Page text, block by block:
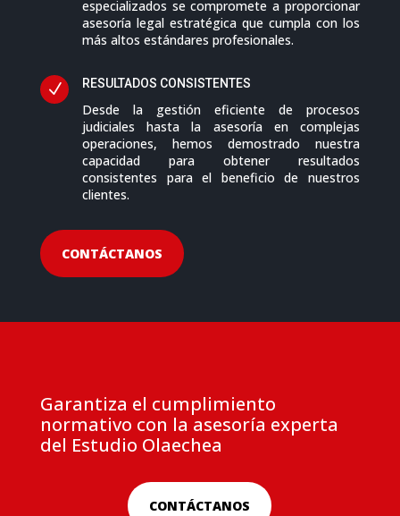
especializados se compromete a proporcionar
asesoría legal estratégica que cumpla con los
más altos estándares profesionales.
N RESULTADOS CONSISTENTES
Desde la gestión eficiente de procesos
judiciales hasta la asesoría en complejas
operaciones, hemos demostrado nuestra
capacidad para obtener resultados
consistentes para el beneficio de nuestros
clientes.
CONTÁCTANOS
Garantiza el cumplimiento
normativo con la asesoría experta
del Estudio Olaechea
CONTÁCTANOS